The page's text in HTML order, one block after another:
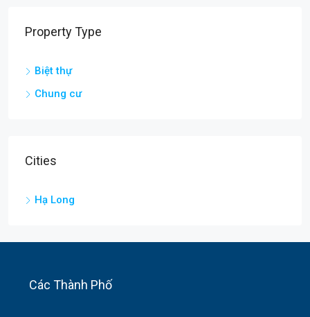
Property Type
Biệt thự
Chung cư
Cities
Hạ Long
Các Thành Phố